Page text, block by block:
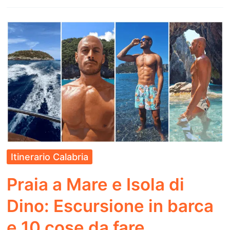
a
Come
arrivare
da
Kissamos
e
La
Chania
Itinerario Calabria
Praia a Mare e Isola di
Dino: Escursione in barca